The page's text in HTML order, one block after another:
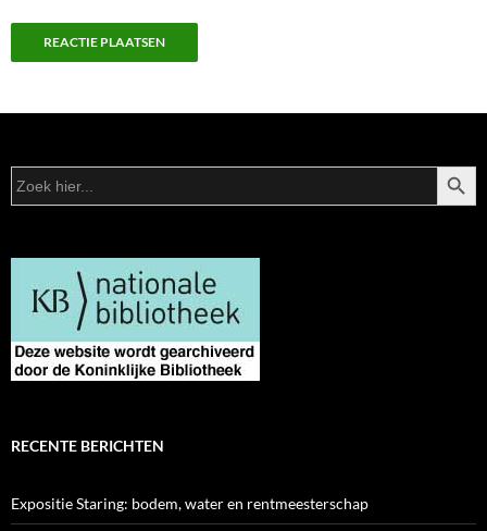
Zoek
naar:
RECENTE BERICHTEN
Expositie Staring: bodem, water en rentmeesterschap